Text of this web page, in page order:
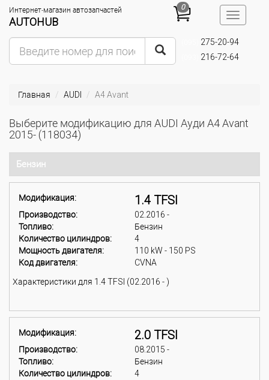
Toggle
0
Интернет-магазин автозапчастей
AUTOHUB
275-20-94
216-72-64
Главная AUDI A4 Avant
Выберите модификацию для AUDI Ауди A4 Avant
2015- (118034)
Бензин
Модификация: 1.4 TFSI
Производство:
02.2016 -
Топливо:
Бензин
Количество цилиндров:
4
Мощность двигателя:
110 kW - 150 PS
Код двигателя:
CVNA
Характеристики для 1.4 TFSI (02.2016 - )
Модификация: 2.0 TFSI
Производство:
08.2015 -
Топливо:
Бензин
Количество цилиндров:
4